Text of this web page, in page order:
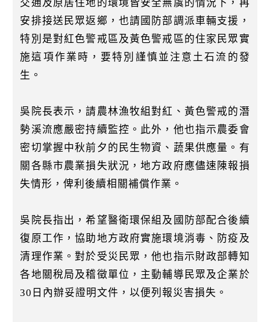
交通及原居住地的環境皆安全無虞的情況下，再
安排接送民眾返鄉，也請國防部調派車輛支援，
特別是對紅色警戒區及黃色警戒區的住家民眾實
施這項作業時，要特別謹慎並注意土石流的發
生。
吳院長表示，請農林漁牧組對紅、黃色警戒的潛
勢溪流應嚴密持續監控。此外，他也指示農委會
密切掌握中秋前夕的民生物資、蔬果供應量。有
關各縣市農業損失狀況，地方政府應儘速陳報損
失情形，俾利後續相關補償作業。
吳院長指出，希望醫衛環保組及國防部配合後續
復原工作，協助地方政府實施環境消毒、防疫及
清理作業。對於受災民眾，他也指示財政部轉知
各地關稅局及稽徵單位，主動輔導民眾及企業於
30日內辦妥證明文件，以便列報災害損失。